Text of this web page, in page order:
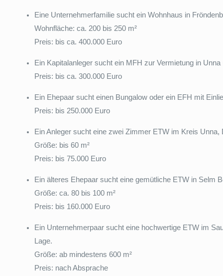
Eine Unternehmerfamilie sucht ein Wohnhaus in
Wohnfläche: ca. 200 bis 250 m²
Preis: bis ca. 400.000 Euro
Ein Kapitalanleger sucht ein MFH zur Vermietung in
Preis: bis ca. 300.000 Euro
Ein Ehepaar sucht einen Bungalow oder ein EFH mit
Preis: bis 250.000 Euro
Ein Anleger sucht eine zwei Zimmer ETW im Kreis
Größe: bis 60 m²
Preis: bis 75.000 Euro
Ein älteres Ehepaar sucht eine gemütliche ETW in Selm
Größe: ca. 80 bis 100 m²
Preis: bis 160.000 Euro
Ein Unternehmerpaar sucht eine hochwertige ETW im
Lage.
Größe: ab mindestens 600 m²
Preis: nach Absprache